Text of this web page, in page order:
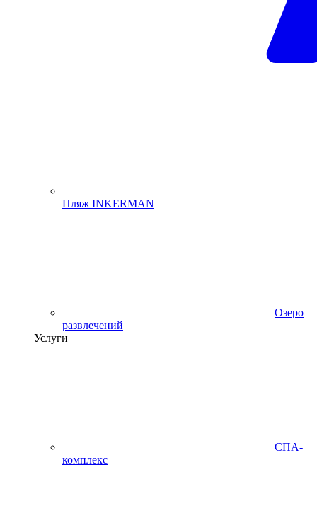
Пляж INKERMAN
Озеро
развлечений
Услуги
СПА-
комплекс